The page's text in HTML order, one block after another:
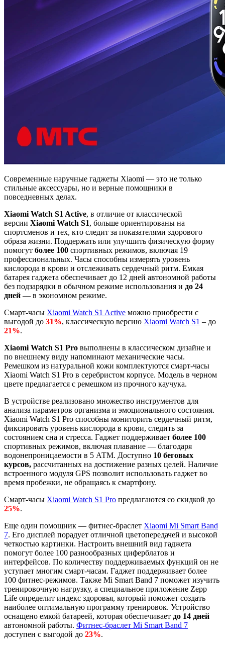
Современные наручные гаджеты Xiaomi — это не только
стильные аксессуары, но и верные помощники в
повседневных делах.
Xiaomi Watch S1 Active, в отличие от классической
версии Xiaomi Watch S1, больше ориентированы на
спортсменов и тех, кто следит за показателями здорового
образа жизни. Поддержать или улучшить физическую форму
помогут более 100 спортивных режимов, включая 19
профессиональных. Часы способны измерять уровень
кислорода в крови и отслеживать сердечный ритм. Емкая
батарея гаджета обеспечивает до 12 дней автономной работы
без подзарядки в обычном режиме использования и до 24
дней — в экономном режиме.
Смарт-часы Xiaomi Watch S1 Active можно приобрести с
выгодой до 31%, классическую версию Xiaomi Watch S1 – до
21%.
Xiaomi Watch S1 Pro выполнены в классическом дизайне и
по внешнему виду напоминают механические часы.
Ремешком из натуральной кожи комплектуются смарт-часы
Xiaomi Watch S1 Pro в серебристом корпусе. Модель в черном
цвете предлагается с ремешком из прочного каучука.
В устройстве реализовано множество инструментов для
анализа параметров организма и эмоционального состояния.
Xiaomi Watch S1 Pro способны мониторить сердечный ритм,
фиксировать уровень кислорода в крови, следить за
состоянием сна и стресса. Гаджет поддерживает более 100
спортивных режимов, включая плавание — благодаря
водонепроницаемости в 5 АТМ. Доступно 10 беговых
курсов, рассчитанных на достижение разных целей. Наличие
встроенного модуля GPS позволит использовать гаджет во
время пробежки, не обращаясь к смартфону.
Смарт-часы Xiaomi Watch S1 Pro предлагаются со скидкой до
25%.
Еще один помощник — фитнес-браслет Xiaomi Mi Smart Band
7. Его дисплей порадует отличной цветопередачей и высокой
четкостью картинки. Настроить внешний вид гаджета
помогут более 100 разнообразных циферблатов и
интерфейсов. По количеству поддерживаемых функций он не
уступает многим смарт-часам. Гаджет поддерживает более
100 фитнес-режимов. Также Mi Smart Band 7 поможет изучить
тренировочную нагрузку, а специальное приложение Zepp
Life определит индекс здоровья, который поможет создать
наиболее оптимальную программу тренировок. Устройство
оснащено емкой батареей, которая обеспечивает до 14 дней
автономной работы. Фитнес-браслет Mi Smart Band 7
доступен с выгодой до 23%.